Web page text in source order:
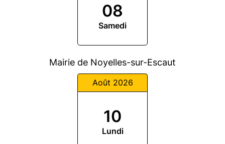
08
Samedi
Mairie de Noyelles-sur-Escaut
Août 2026
10
Lundi